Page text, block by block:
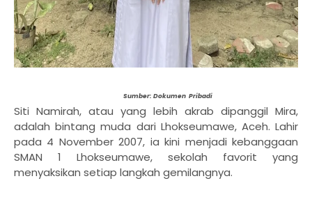
Sumber: Dokumen Pribadi
Siti Namirah, atau yang lebih akrab dipanggil Mira,
adalah bintang muda dari Lhokseumawe, Aceh. Lahir
pada 4 November 2007, ia kini menjadi kebanggaan
SMAN 1 Lhokseumawe, sekolah favorit yang
menyaksikan setiap langkah gemilangnya.